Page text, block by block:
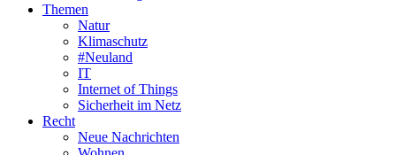
Themen
Natur
Klimaschutz
#Neuland
IT
Internet of Things
Sicherheit im Netz
Recht
Neue Nachrichten